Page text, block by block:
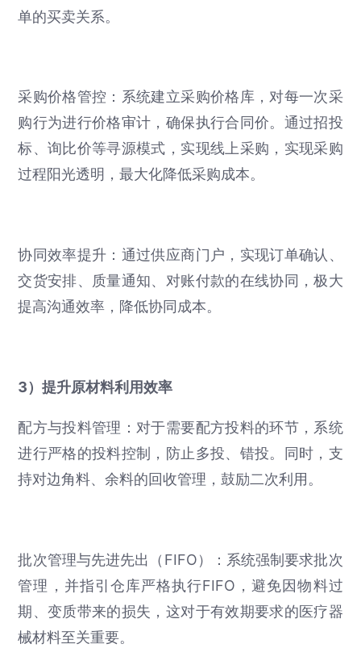
单的买卖关系。
采购价格管控：系统建立采购价格库，对每一次采
购行为进行价格审计，确保执行合同价。通过招投
标、询比价等寻源模式，实现线上采购，实现采购
过程阳光透明，最大化降低采购成本。
协同效率提升：通过供应商门户，实现订单确认、
交货安排、质量通知、对账付款的在线协同，极大
提高沟通效率，降低协同成本。
3）提升原材料利用效率
配方与投料管理：对于需要配方投料的环节，系统
进行严格的投料控制，防止多投、错投。同时，支
持对边角料、余料的回收管理，鼓励二次利用。
批次管理与先进先出（FIFO）：系统强制要求批次
管理，并指引仓库严格执行FIFO，避免因物料过
期、变质带来的损失，这对于有效期要求的医疗器
械材料至关重要。